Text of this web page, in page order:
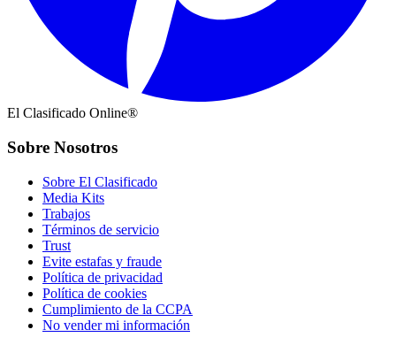
El Clasificado Online®
Sobre Nosotros
Sobre El Clasificado
Media Kits
Trabajos
Términos de servicio
Trust
Evite estafas y fraude
Política de privacidad
Política de cookies
Cumplimiento de la CCPA
No vender mi información